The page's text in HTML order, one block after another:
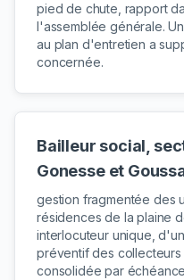
pied de chute, rapport
l'assemblée générale.
au plan d'entretien a
concernée.
Bailleur social,
Gonesse et
gestion fragmentée des
résidences de la plaine
interlocuteur unique,
préventif des
consolidée par